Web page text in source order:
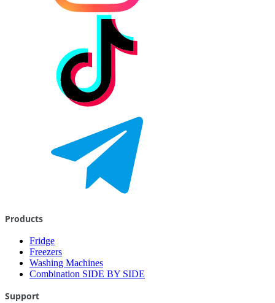
Products
Fridge
Freezers
Washing Machines
Combination SIDE BY SIDE
Support